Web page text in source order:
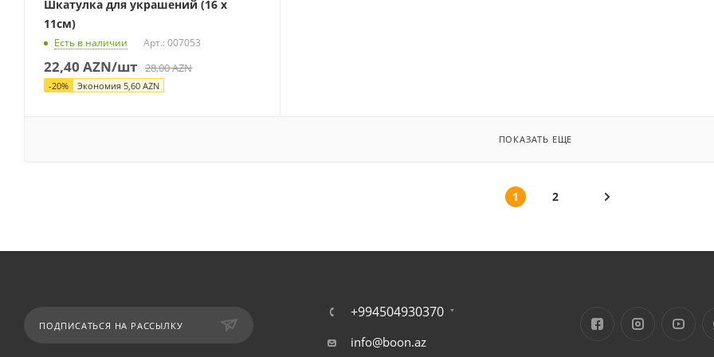
Шкатулка для украшений (16 x
11см)
Есть в наличии Арт.: 007053
22,40 AZN/шт 28,00AZN
-20% Экономия 5,60 AZN
ПОКАЗАТЬ ЕЩЕ
1 2
ПОДПИСАТЬСЯ НА РАССЫЛКУ
+994504930370
info@boon.az